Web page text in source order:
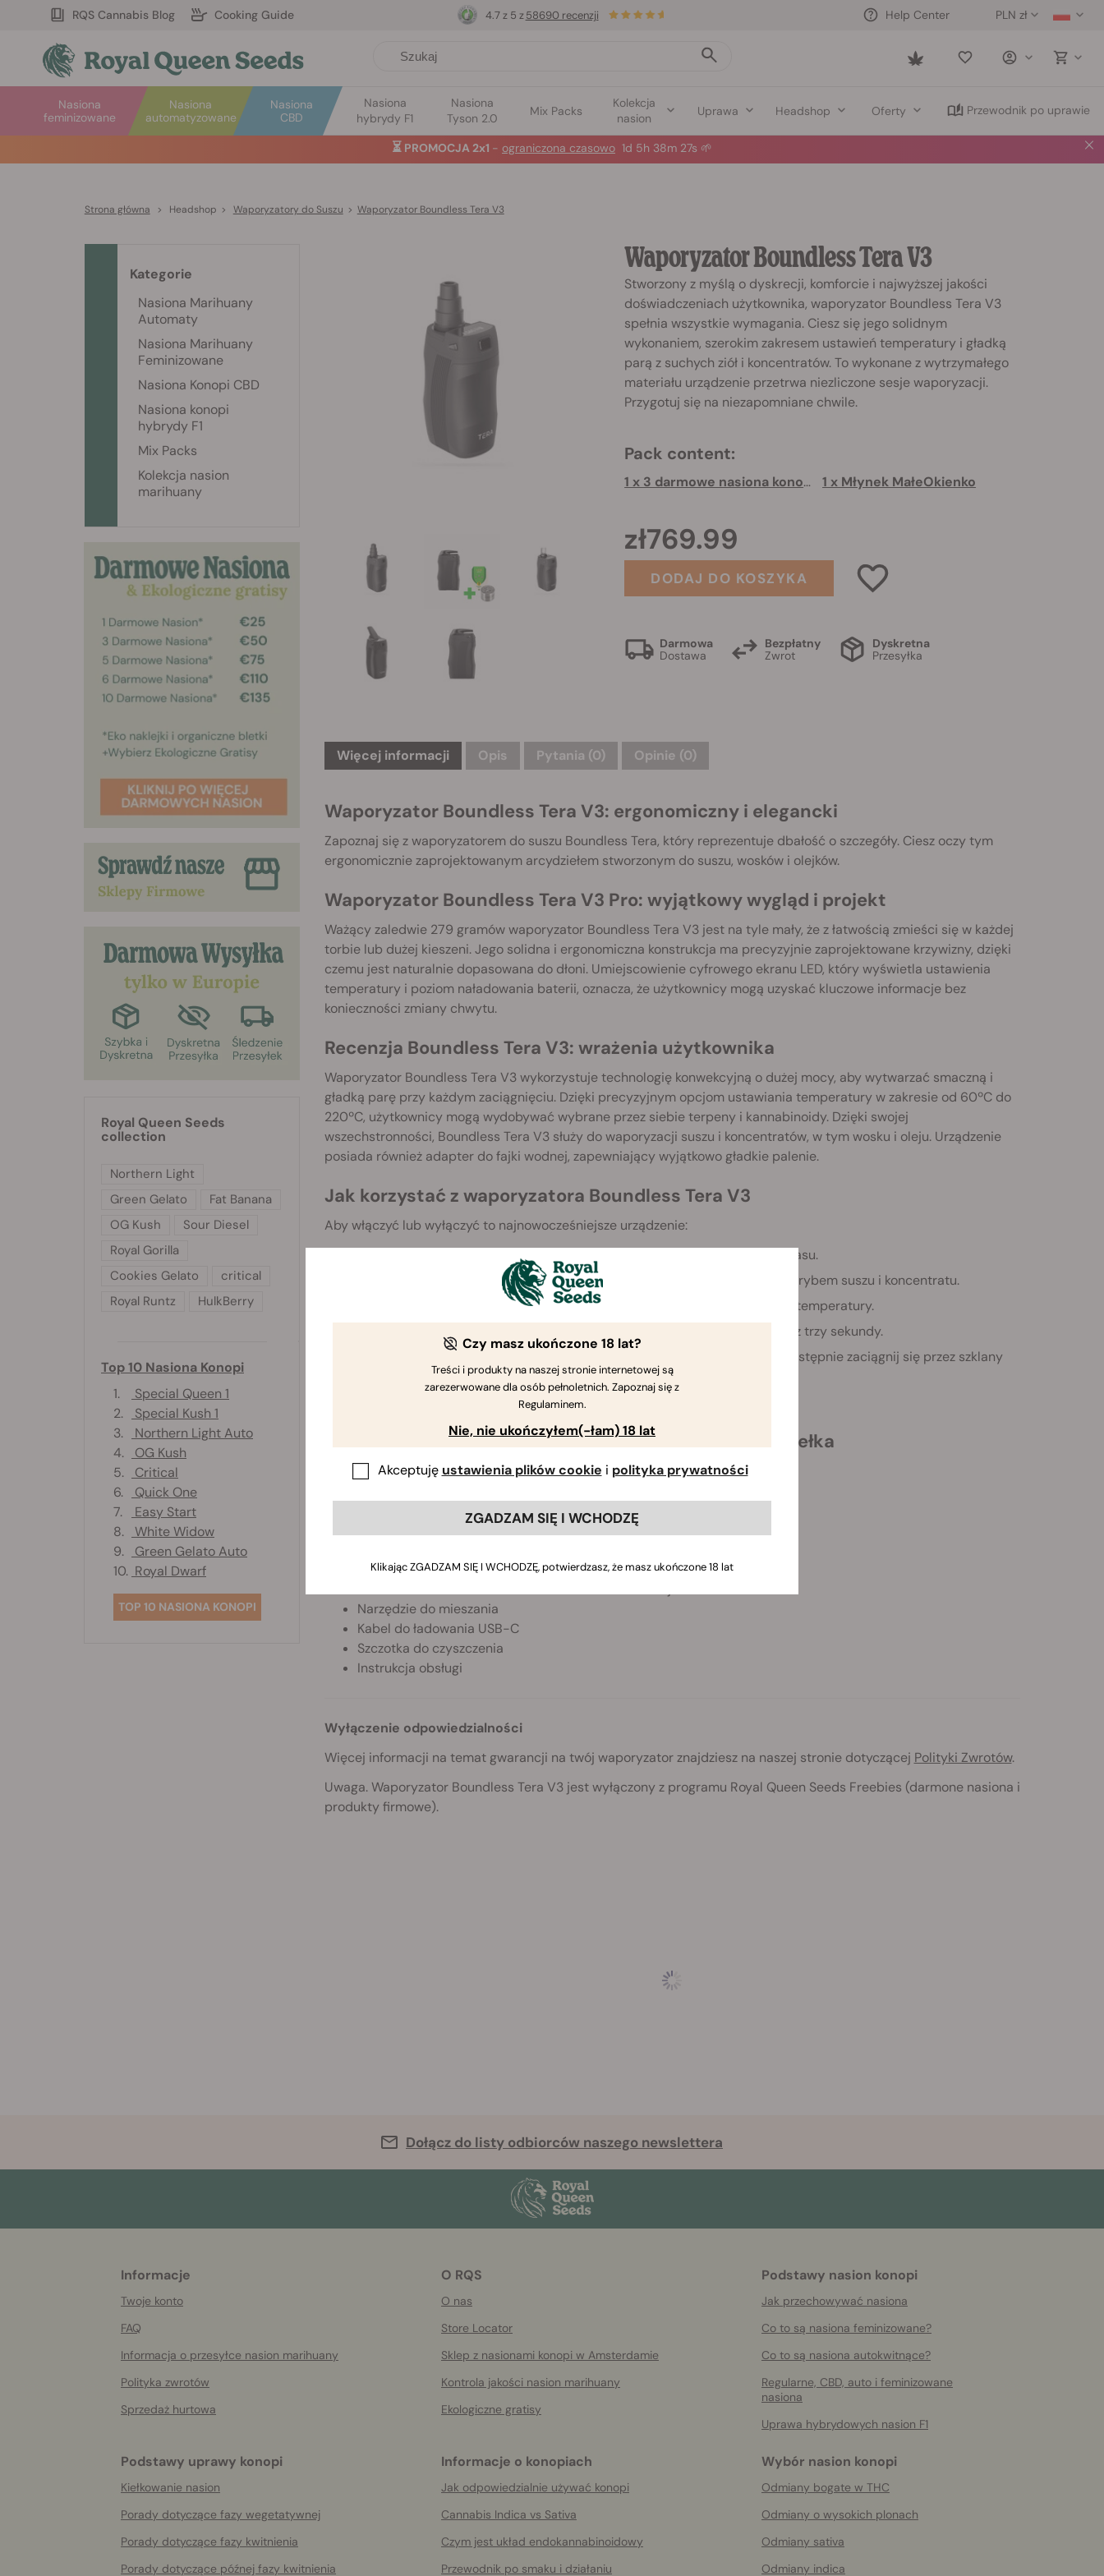
RQS Cannabis Blog Cooking Guide PLN zł
Help Center
Saved
Nasiona
automatyzowane
Nasiona
feminizowane
Nasiona
CBD
Nasiona
hybrydy F1
Nasiona
Tyson 2.0
Mix Packs
Kolekcja
nasion
Uprawa Headshop Oferty Przewodnik po uprawie
4.7 z 5 z 58690 recenzji
⏳PROMOCJA 2x1 - ograniczona czasowo 1d 5h 38m 26s🌱
Strona główna > Headshop > Waporyzatory do Suszu > Waporyzator Boundless Tera V3
Waporyzator Boundless Tera V3
Stworzony z myślą o dyskrecji, komforcie i najwyższej jakości
doświadczeniach użytkownika, waporyzator Boundless Tera V3
spełnia wszystkie wymagania. Ciesz się jego solidnym
wykonaniem, szerokim zakresem ustawień temperatury i gładką
parą z suchych ziół i koncentratów. To wykonane z wytrzymałego
materiału urządzenie przetrwa niezliczone sesje waporyzacji.
Przygotuj się na niezapomniane chwile.
Pack content:
1 x 3 darmowe nasiona konopi 1 x Młynek MałeOkienko
zł769.99
DODAJ DO KOSZYKA
Darmowa
Dostawa
Bezpłatny
Zwrot
Dyskretna
Przesyłka
Więcej informacji Opis Pytania (0) Opinie (0)
Waporyzator Boundless Tera V3: ergonomiczny i elegancki
Zapoznaj się z waporyzatorem do suszu Boundless Tera, który reprezentuje dbałość o szczegóły. Ciesz oczy tym
ergonomicznie zaprojektowanym arcydziełem stworzonym do suszu, wosków i olejków.
Waporyzator Boundless Tera V3 Pro: wyjątkowy wygląd i projekt
Ważący zaledwie 279 gramów waporyzator Boundless Tera V3 jest na tyle mały, że z łatwością zmieści się w każdej
torbie lub dużej kieszeni. Jego solidna i ergonomiczna konstrukcja ma precyzyjnie zaprojektowane krzywizny, dzięki
czemu jest naturalnie dopasowana do dłoni. Umiejscowienie cyfrowego ekranu LED, który wyświetla ustawienia
temperatury i poziom naładowania baterii, oznacza, że użytkownicy mogą uzyskać kluczowe informacje bez
konieczności zmiany chwytu.
Recenzja Boundless Tera V3: wrażenia użytkownika
Waporyzator Boundless Tera V3 wykorzystuje technologię konwekcyjną o dużej mocy, aby wytwarzać smaczną i
gładką parę przy każdym zaciągnięciu. Dzięki precyzyjnym opcjom ustawiania temperatury w zakresie od 60ºC do
220ºC, użytkownicy mogą wydobywać wybrane przez siebie terpeny i kannabinoidy. Dzięki swojej
wszechstronności, Boundless Tera V3 służy do waporyzacji suszu i koncentratów, w tym wosku i oleju. Urządzenie
posiada również adapter do fajki wodnej, zapewniający wyjątkowo gładkie palenie.
Jak korzystać z waporyzatora Boundless Tera V3
Aby włączyć lub wyłączyć to najnowocześniejsze urządzenie:
Wystarczy nacisnąć przycisk zasilania pięć razy w krótkich odstępach czasu.
Po włączeniu, naciśnij przycisk zasilania trzy razy, aby przełączyć między trybem suszu i koncentratu.
Użyj przycisków w górę i w dół z boku urządzenia, aby zmienić ustawienia temperatury.
Gdy będziesz gotowy do waporyzacji, przytrzymaj przycisk zasilania przez trzy sekundy.
Odczekaj 20–30 sekund, aż komora ze stali nierdzewnej się nagrzeje, a następnie zaciągnij się przez szklany
Gdy skończysz, powtórz pierwszy krok, aby wyłączyć urządzenie.
Waporyzator do suszu Boundless Tera: zawartość pudełka
Waporyzator Boundless Tera V3 (4 x 5,5 x 11 cm)
Adapter do fajki wodnej
5 sitek komorowych ze stali nierdzewnej
Narzędzie do mieszania
Kabel do ładowania USB-C
Szczotka do czyszczenia
Instrukcja obsługi
Wyłączenie odpowiedzialności
Więcej informacji na temat gwarancji na twój waporyzator znajdziesz na naszej stronie dotyczącej Polityki Zwrotów.
Uwaga. Waporyzator Boundless Tera V3 jest wyłączony z programu Royal Queen Seeds Freebies (darmone nasiona i
produkty firmowe).
Kategorie
Nasiona Marihuany
Automaty
Nasiona Marihuany
Feminizowane
Nasiona Konopi CBD
Nasiona konopi
hybrydy F1
Mix Packs
Kolekcja nasion
marihuany
Royal Queen Seeds
collection
Northern Light
Green Gelato
Fat Banana
OG Kush
Sour Diesel
Royal Gorilla
Cookies Gelato
critical
Royal Runtz
HulkBerry
Top 10 Nasiona Konopi
1.
Special Queen 1
2.
Special Kush 1
3.
Northern Light Auto
4.
OG Kush
5.
Critical
6.
Quick One
7.
Easy Start
8.
White Widow
9.
Green Gelato Auto
10. Royal Dwarf
TOP 10 NASIONA KONOPI
Dołącz do listy odbiorców naszego newslettera
Informacje
Twoje konto
FAQ
Informacja o przesyłce nasion marihuany
Polityka zwrotów
Sprzedaż hurtowa
O RQS
O nas
Store Locator
Sklep z nasionami konopi w Amsterdamie
Kontrola jakości nasion marihuany
Ekologiczne gratisy
Podstawy nasion konopi
Jak przechowywać nasiona
Co to są nasiona feminizowane?
Co to są nasiona autokwitnące?
Regularne, CBD, auto i feminizowane
nasiona
Uprawa hybrydowych nasion F1
Podstawy uprawy konopi
Kiełkowanie nasion
Porady dotyczące fazy wegetatywnej
Porady dotyczące fazy kwitnienia
Porady dotyczące późnej fazy kwitnienia
Informacje o konopiach
Jak odpowiedzialnie używać konopi
Cannabis Indica vs Sativa
Czym jest układ endokannabinoidowy
Przewodnik po smaku i działaniu
Wybór nasion konopi
Odmiany bogate w THC
Odmiany o wysokich plonach
Odmiany sativa
Odmiany indica
Czy masz ukończone 18 lat?
Treści i produkty na naszej stronie internetowej są
zarezerwowane dla osób pełnoletnich. Zapoznaj się z
Regulaminem.
Nie, nie ukończyłem(-łam) 18 lat
Akceptuję ustawienia plików cookie i polityka prywatności
ZGADZAM SIĘ I WCHODZĘ
Klikając ZGADZAM SIĘ I WCHODZĘ, potwierdzasz, że masz ukończone 18 lat